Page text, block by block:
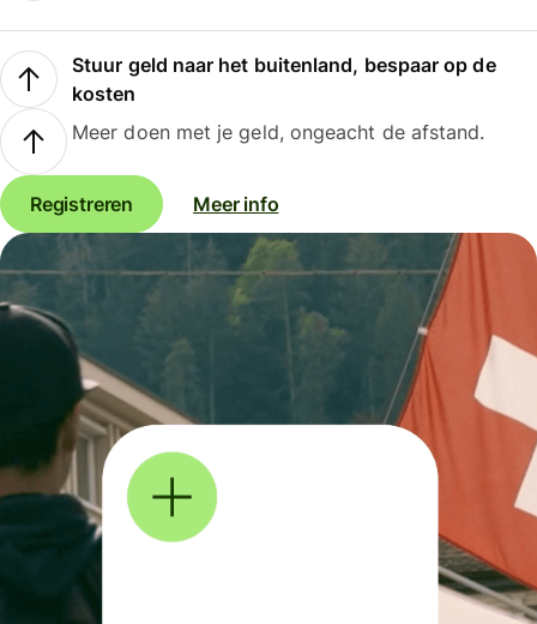
Stuur geld naar het buitenland, bespaar op de
kosten
Meer doen met je geld, ongeacht de afstand.
Registreren Meer info